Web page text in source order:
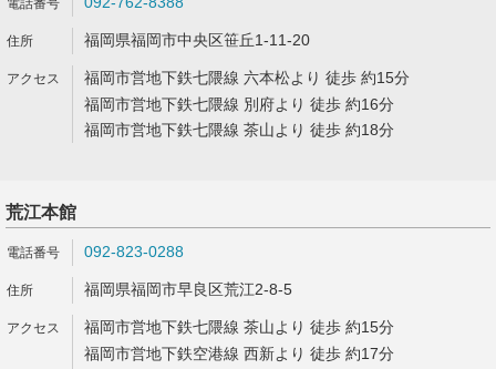
福岡県福岡市中央区笹丘1-11-20
福岡市営地下鉄七隈線 六本松より 徒歩 約15分
福岡市営地下鉄七隈線 別府より 徒歩 約16分
福岡市営地下鉄七隈線 茶山より 徒歩 約18分
荒江本館
092-823-0288
福岡県福岡市早良区荒江2-8-5
福岡市営地下鉄七隈線 茶山より 徒歩 約15分
福岡市営地下鉄空港線 西新より 徒歩 約17分